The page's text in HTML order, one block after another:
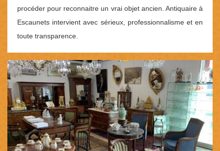
procéder pour reconnaitre un vrai objet ancien. Antiquaire à
Escaunets intervient avec sérieux, professionnalisme et en
toute transparence.